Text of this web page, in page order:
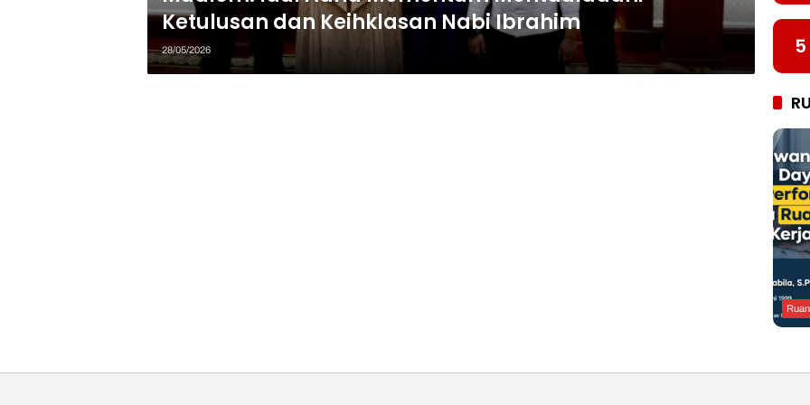
Ketulusan dan Keihklasan Nabi Ibrahim
28/05/2026 5